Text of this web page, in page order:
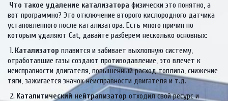
Что такое удаление катализатора физически это понятно, а
вот программно? Это отключение второго кислородного датчика
установленного после катализатора. Есть много причин по
которым удаляют Cat, давайте разберем несколько основных:
1. Катализатор плавится и забивает выхлопную систему,
отработавшие газы создают противодавление, это влечет к
неисправности двигателя, повышенный расход топлива, снижение
тяги, зажигается значок неисправности двигателя и т.д.
2. Каталитический нейтрализатор отходил свой ресурс и